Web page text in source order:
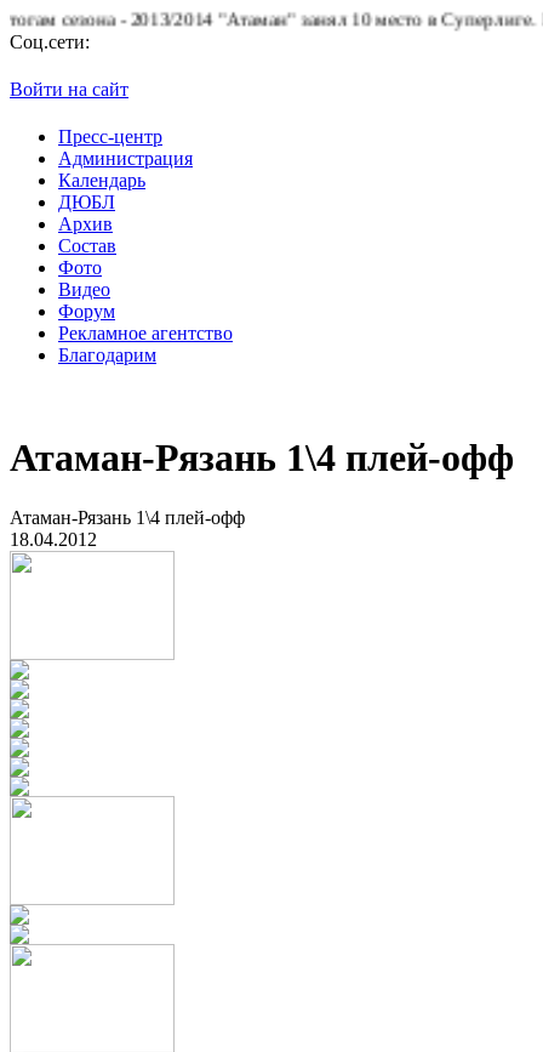
сезона - 2013/2014 "Атаман" занял 10 место в Суперлиге.БК
Соц.сети:
Войти на сайт
Пресс-центр
Администрация
Календарь
ДЮБЛ
Архив
Состав
Фото
Видео
Форум
Рекламное агентство
Благодарим
Атаман-Рязань 1\4 плей-офф
Атаман-Рязань 1\4 плей-офф
18.04.2012